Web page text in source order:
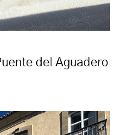
del Aguadero